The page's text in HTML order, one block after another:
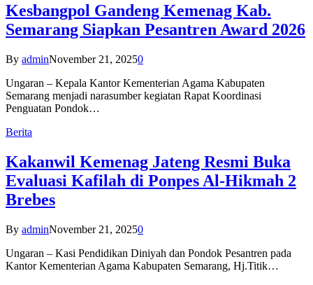
Kesbangpol Gandeng Kemenag Kab.
Semarang Siapkan Pesantren Award 2026
By adminNovember 21, 20250
Ungaran – Kepala Kantor Kementerian Agama Kabupaten
Semarang menjadi narasumber kegiatan Rapat Koordinasi
Penguatan Pondok…
Berita
Kakanwil Kemenag Jateng Resmi Buka
Evaluasi Kafilah di Ponpes Al-Hikmah 2
Brebes
By adminNovember 21, 20250
Ungaran – Kasi Pendidikan Diniyah dan Pondok Pesantren pada
Kantor Kementerian Agama Kabupaten Semarang, Hj.Titik…